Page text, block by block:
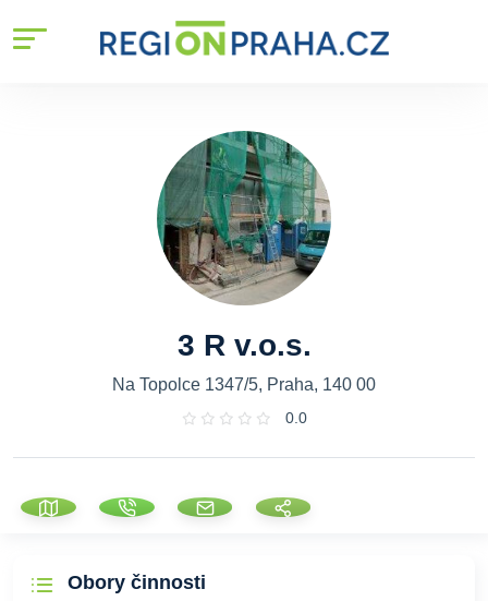
3 R v.o.s.
Na Topolce 1347/5, Praha, 140 00
0.0
Obory činnosti